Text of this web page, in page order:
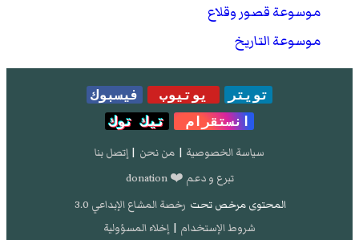
موسوعة قصور وقلاع
موسوعة التاريخ
تويتر يوتيوب
فيسبوك
انستقرام
تيك توك
سياسة الخصوصية | من نحن | إتصل بنا
تبرع و دعم ❤️ donation
المحتوى مرخص تحت رخصة المشاع الإبداعي 3.0
شروط الإستخدام | إخلاء المسؤولية